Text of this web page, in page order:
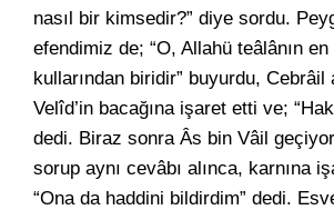
nasıl bir kimsedir?” diye sordu.
efendimiz de; “O, Allahü teâlânın
kullarından biridir” buyurdu,
Velîd’in bacağına işaret etti ve;
dedi. Biraz sonra Âs bin Vâil
sorup aynı cevâbı alınca, karnına
“Ona da haddini bildirdim” dedi.